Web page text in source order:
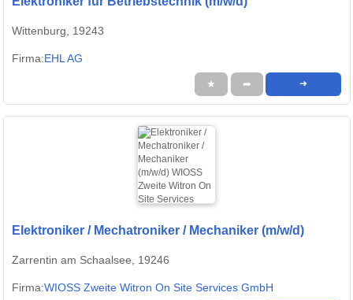
Wittenburg, 19243
Firma:EHL AG
★ ➦ ➜
Elektroniker / Mechatroniker / Mechaniker (m/w/d)
Zarrentin am Schaalsee, 19246
Firma:WIOSS Zweite Witron On Site Services GmbH